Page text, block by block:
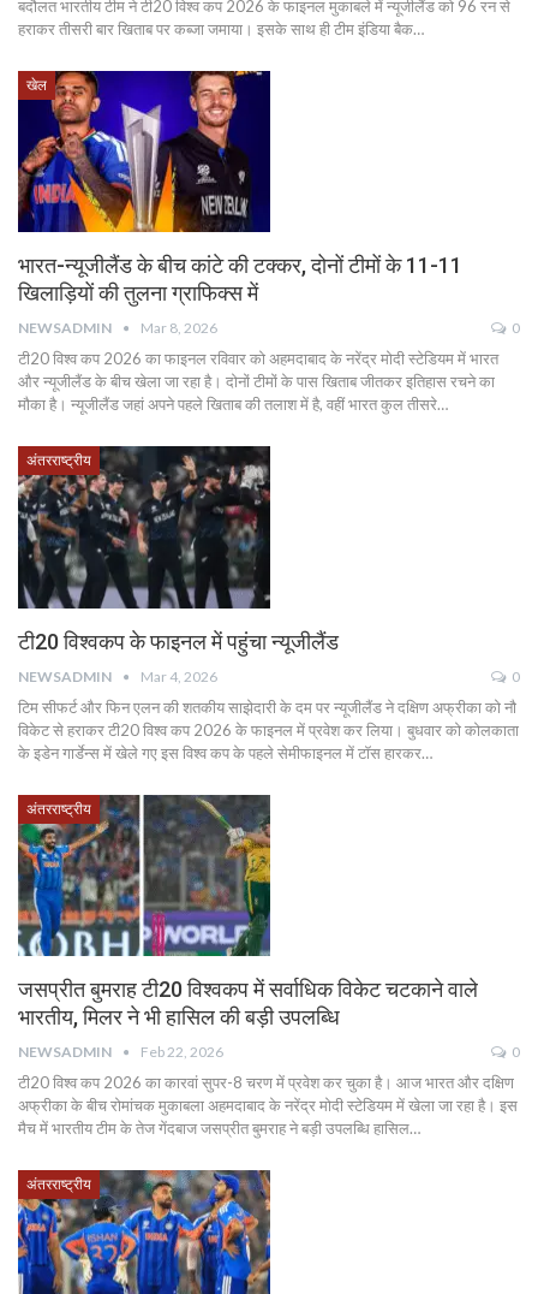
बदौलत भारतीय टीम ने टी20 विश्‍व कप 2026 के फाइनल मुकाबले में न्‍यूजीलैंड को 96 रन से
हराकर तीसरी बार खिताब पर कब्‍जा जमाया। इसके साथ ही टीम इंडिया बैक…
खेल
भारत-न्यूजीलैंड के बीच कांटे की टक्कर, दोनों टीमों के 11-11
खिलाड़ियों की तुलना ग्राफिक्स में
NEWSADMIN Mar 8, 2026 0
टी20 विश्व कप 2026 का फाइनल रविवार को अहमदाबाद के नरेंद्र मोदी स्टेडियम में भारत
और न्यूजीलैंड के बीच खेला जा रहा है। दोनों टीमों के पास खिताब जीतकर इतिहास रचने का
मौका है। न्यूजीलैंड जहां अपने पहले खिताब की तलाश में है, वहीं भारत कुल तीसरे…
अंतरराष्ट्रीय
टी20 विश्वकप के फाइनल में पहुंचा न्यूजीलैंड
NEWSADMIN Mar 4, 2026 0
टिम सीफर्ट और फिन एलन की शतकीय साझेदारी के दम पर न्यूजीलैंड ने दक्षिण अफ्रीका को नौ
विकेट से हराकर टी20 विश्व कप 2026 के फाइनल में प्रवेश कर लिया। बुधवार को कोलकाता
के इडेन गार्डेन्स में खेले गए इस विश्व कप के पहले सेमीफाइनल में टॉस हारकर…
अंतरराष्ट्रीय
जसप्रीत बुमराह टी20 विश्वकप में सर्वाधिक विकेट चटकाने वाले
भारतीय, मिलर ने भी हासिल की बड़ी उपलब्धि
NEWSADMIN Feb 22, 2026 0
टी20 विश्व कप 2026 का कारवां सुपर-8 चरण में प्रवेश कर चुका है। आज भारत और दक्षिण
अफ्रीका के बीच रोमांचक मुकाबला अहमदाबाद के नरेंद्र मोदी स्टेडियम में खेला जा रहा है। इस
मैच में भारतीय टीम के तेज गेंदबाज जसप्रीत बुमराह ने बड़ी उपलब्धि हासिल…
अंतरराष्ट्रीय